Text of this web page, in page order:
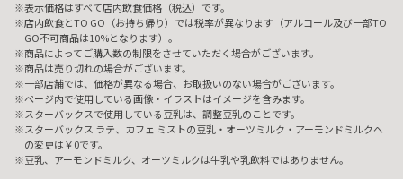
表示価格はすべて店内飲食価格（税込）です。
店内飲食とTO GO（お持ち帰り）では税率が異なります（アルコール及び一部TO
GO不可商品は10%となります）。
商品によってご購入数の制限をさせていただく場合がございます。
商品は売り切れの場合がございます。
一部店舗では、価格が異なる場合、お取扱いのない場合がございます。
ページ内で使用している画像・イラストはイメージを含みます。
スターバックスで使用している豆乳は、調整豆乳のことです。
スターバックス ラテ、カフェ ミストの豆乳・オーツミルク・アーモンドミルクへ
の変更は￥0です。
豆乳、アーモンドミルク、オーツミルクは牛乳や乳飲料ではありません。